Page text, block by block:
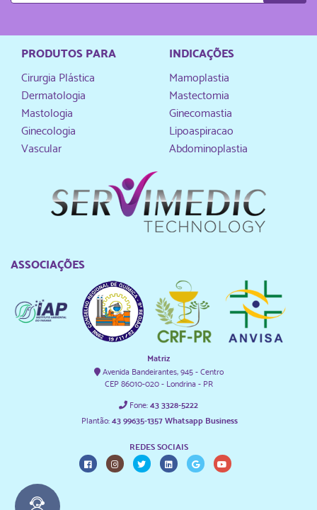
PRODUTOS PARA
Cirurgia Plástica
Dermatologia
Mastologia
Ginecologia
Vascular
INDICAÇÕES
Mamoplastia
Mastectomia
Ginecomastia
Lipoaspiracao
Abdominoplastia
ASSOCIAÇÕES
Matriz
Avenida Bandeirantes, 945 - Centro
CEP 86010-020 - Londrina - PR
Fone: 43 3328-5222
Plantão: 43 99635-1357 Whatsapp Business
REDES SOCIAIS